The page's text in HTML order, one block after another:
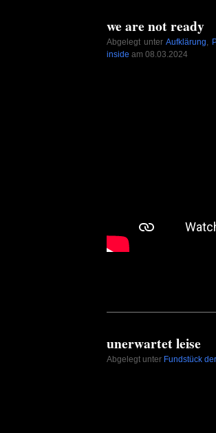
we are not ready
Abgelegt unter Aufklärung,
inside am 08.03.2024
unerwartet leise
Abgelegt unter Fundstück